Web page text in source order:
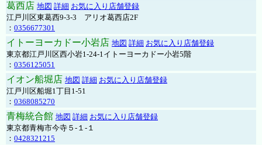
葛西店 地図 詳細 お気に入り店舗登録
江戸川区東葛西9-3-3 アリオ葛西店2F
： 0356677301
イトーヨーカドー小岩店 地図 詳細 お気に入り店舗登録
東京都江戸川区西小岩1-24-1イトーヨーカドー小岩5階
： 0356125051
イオン船堀店 地図 詳細 お気に入り店舗登録
江戸川区船堀1丁目1-51
： 0368085270
青梅統合館 地図 詳細 お気に入り店舗登録
東京都青梅市今寺５-１-１
： 0428321215